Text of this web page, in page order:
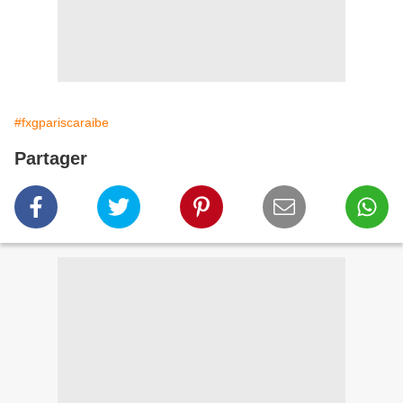
#fxgpariscaraibe
Partager